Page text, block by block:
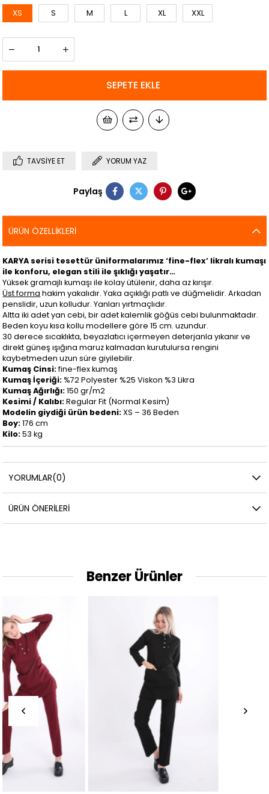
XS S M L XL XXL
TAVSIYE ET YORUM YAZ
Paylaş
ÜRÜN ÖZELLIKLERI
KARYA serisi tesettür üniformalarımız ‘fine-flex’ likralı kumaşı
ile konforu, elegan stili ile şıklığı yaşatır…
Yüksek gramajlı kumaşı ile kolay ütülenir, daha az kırışır.
Üst forma hakim yakalıdır. Yaka açıklığı patlı ve düğmelidir. Arkadan
penslidir, uzun kolludur. Yanları yırtmaçlıdır.
Altta iki adet yan cebi, bir adet kalemlik göğüs cebi bulunmaktadır.
Beden koyu kısa kollu modellere göre 15 cm. uzundur.
30 derece sıcaklıkta, beyazlatıcı içermeyen deterjanla yıkanır ve
direkt güneş ışığına maruz kalmadan kurutulursa rengini
kaybetmeden uzun süre giyilebilir.
Kumaş Cinsi:fine-flex kumaş
Kumaş İçeriği:%72 Polyester %25 Viskon %3 Likra
Kumaş Ağırlığı:150 gr/m2
Kesimi / Kalıbı:Regular Fit (Normal Kesim)
Modelin giydiği ürün bedeni:XS – 36 Beden
Boy:176 cm
Kilo:53 kg
YORUMLAR(0)
ÜRÜN ÖNERILERI
Benzer Ürünler